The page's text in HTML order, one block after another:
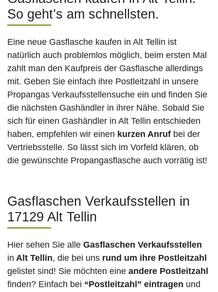
So geht’s am schnellsten.
Eine neue Gasflasche kaufen in Alt Tellin ist
natürlich auch problemlos möglich, beim ersten Mal
zahlt man den Kaufpreis der Gasflasche allerdings
mit. Geben Sie einfach ihre Postleitzahl in unsere
Propangas Verkaufsstellensuche ein und finden Sie
die nächsten Gashändler in ihrer Nähe. Sobald Sie
sich für einen Gashändler in Alt Tellin entschieden
haben, empfehlen wir einen kurzen Anruf bei der
Vertriebsstelle. So lässt sich im Vorfeld klären, ob
die gewünschte Propangasflasche auch vorrätig ist!
Gasflaschen Verkaufsstellen in
17129 Alt Tellin
Hier sehen Sie alle Gasflaschen Verkaufsstellen
in Alt Tellin, die bei uns rund um ihre Postleitzahl
gelistet sind! Sie möchten eine andere Postleitzahl
finden? Einfach bei “Postleitzahl” eintragen und